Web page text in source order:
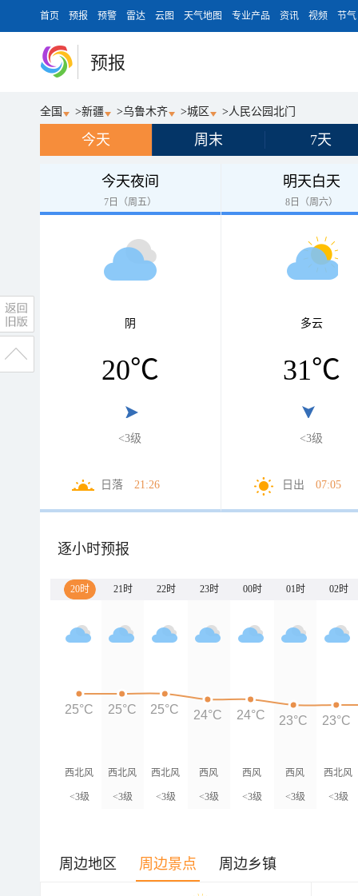
首页 预报 预警 雷达 云图 天气地图 专业产品 资讯 视频 节气
预报
全国 >新疆 >乌鲁木齐 >城区 >人民公园北门
今天 周末 7天
今天夜间
7日（周五）
阴
20℃
<3级
日落 21:26
明天白天
8日（周六）
多云
31℃
<3级
日出 07:05
逐小时预报
20时 21时 22时 23时 00时 01时 02时
西北风
<3级
西北风
<3级
西北风
<3级
西风
<3级
西风
<3级
西风
<3级
西北风
<3级
25°C 25°C 25°C 24°C 24°C 23°C 23°C
周边地区 周边景点 周边乡镇